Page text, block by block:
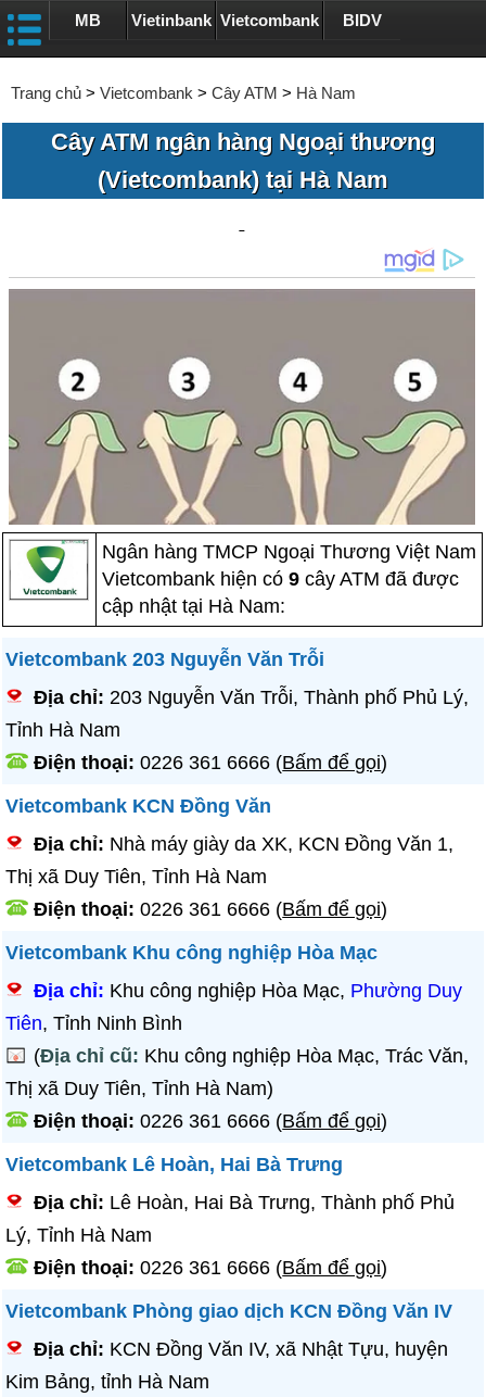
MB Vietinbank Vietcombank BIDV
Trang chủ > Vietcombank > Cây ATM > Hà Nam
Cây ATM ngân hàng Ngoại thương
(Vietcombank) tại Hà Nam
Ngân hàng TMCP Ngoại Thương Việt Nam
Vietcombank hiện có9 cây ATM đã được
cập nhật tại Hà Nam:
Vietcombank 203 Nguyễn Văn Trỗi
Địa chỉ:203 Nguyễn Văn Trỗi, Thành phố Phủ Lý,
Tỉnh Hà Nam
Điện thoại:0226 361 6666 (Bấm để gọi)
Vietcombank KCN Đồng Văn
Địa chỉ: Nhà máy giày da XK, KCN Đồng Văn 1,
Thị xã Duy Tiên, Tỉnh Hà Nam
Điện thoại:0226 361 6666 (Bấm để gọi)
Vietcombank Khu công nghiệp Hòa Mạc
Địa chỉ: Khu công nghiệp Hòa Mạc, Phường Duy
Tiên, Tỉnh Ninh Bình
(Địa chỉ cũ: Khu công nghiệp Hòa Mạc, Trác Văn,
Thị xã Duy Tiên, Tỉnh Hà Nam)
Điện thoại:0226 361 6666 (Bấm để gọi)
Vietcombank Lê Hoàn, Hai Bà Trưng
Địa chỉ: Lê Hoàn, Hai Bà Trưng, Thành phố Phủ
Lý, Tỉnh Hà Nam
Điện thoại:0226 361 6666 (Bấm để gọi)
Vietcombank Phòng giao dịch KCN Đồng Văn IV
Địa chỉ: KCN Đồng Văn IV, xã Nhật Tựu, huyện
Kim Bảng, tỉnh Hà Nam